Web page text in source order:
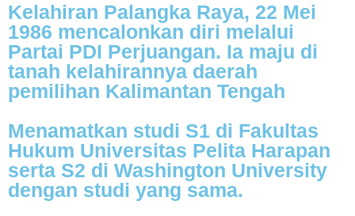
Kelahiran Palangka Raya, 22 Mei
1986 mencalonkan diri melalui
Partai PDI Perjuangan. Ia maju di
tanah kelahirannya daerah
pemilihan Kalimantan Tengah
Menamatkan studi S1 di Fakultas
Hukum Universitas Pelita Harapan
serta S2 di Washington University
dengan studi yang sama.